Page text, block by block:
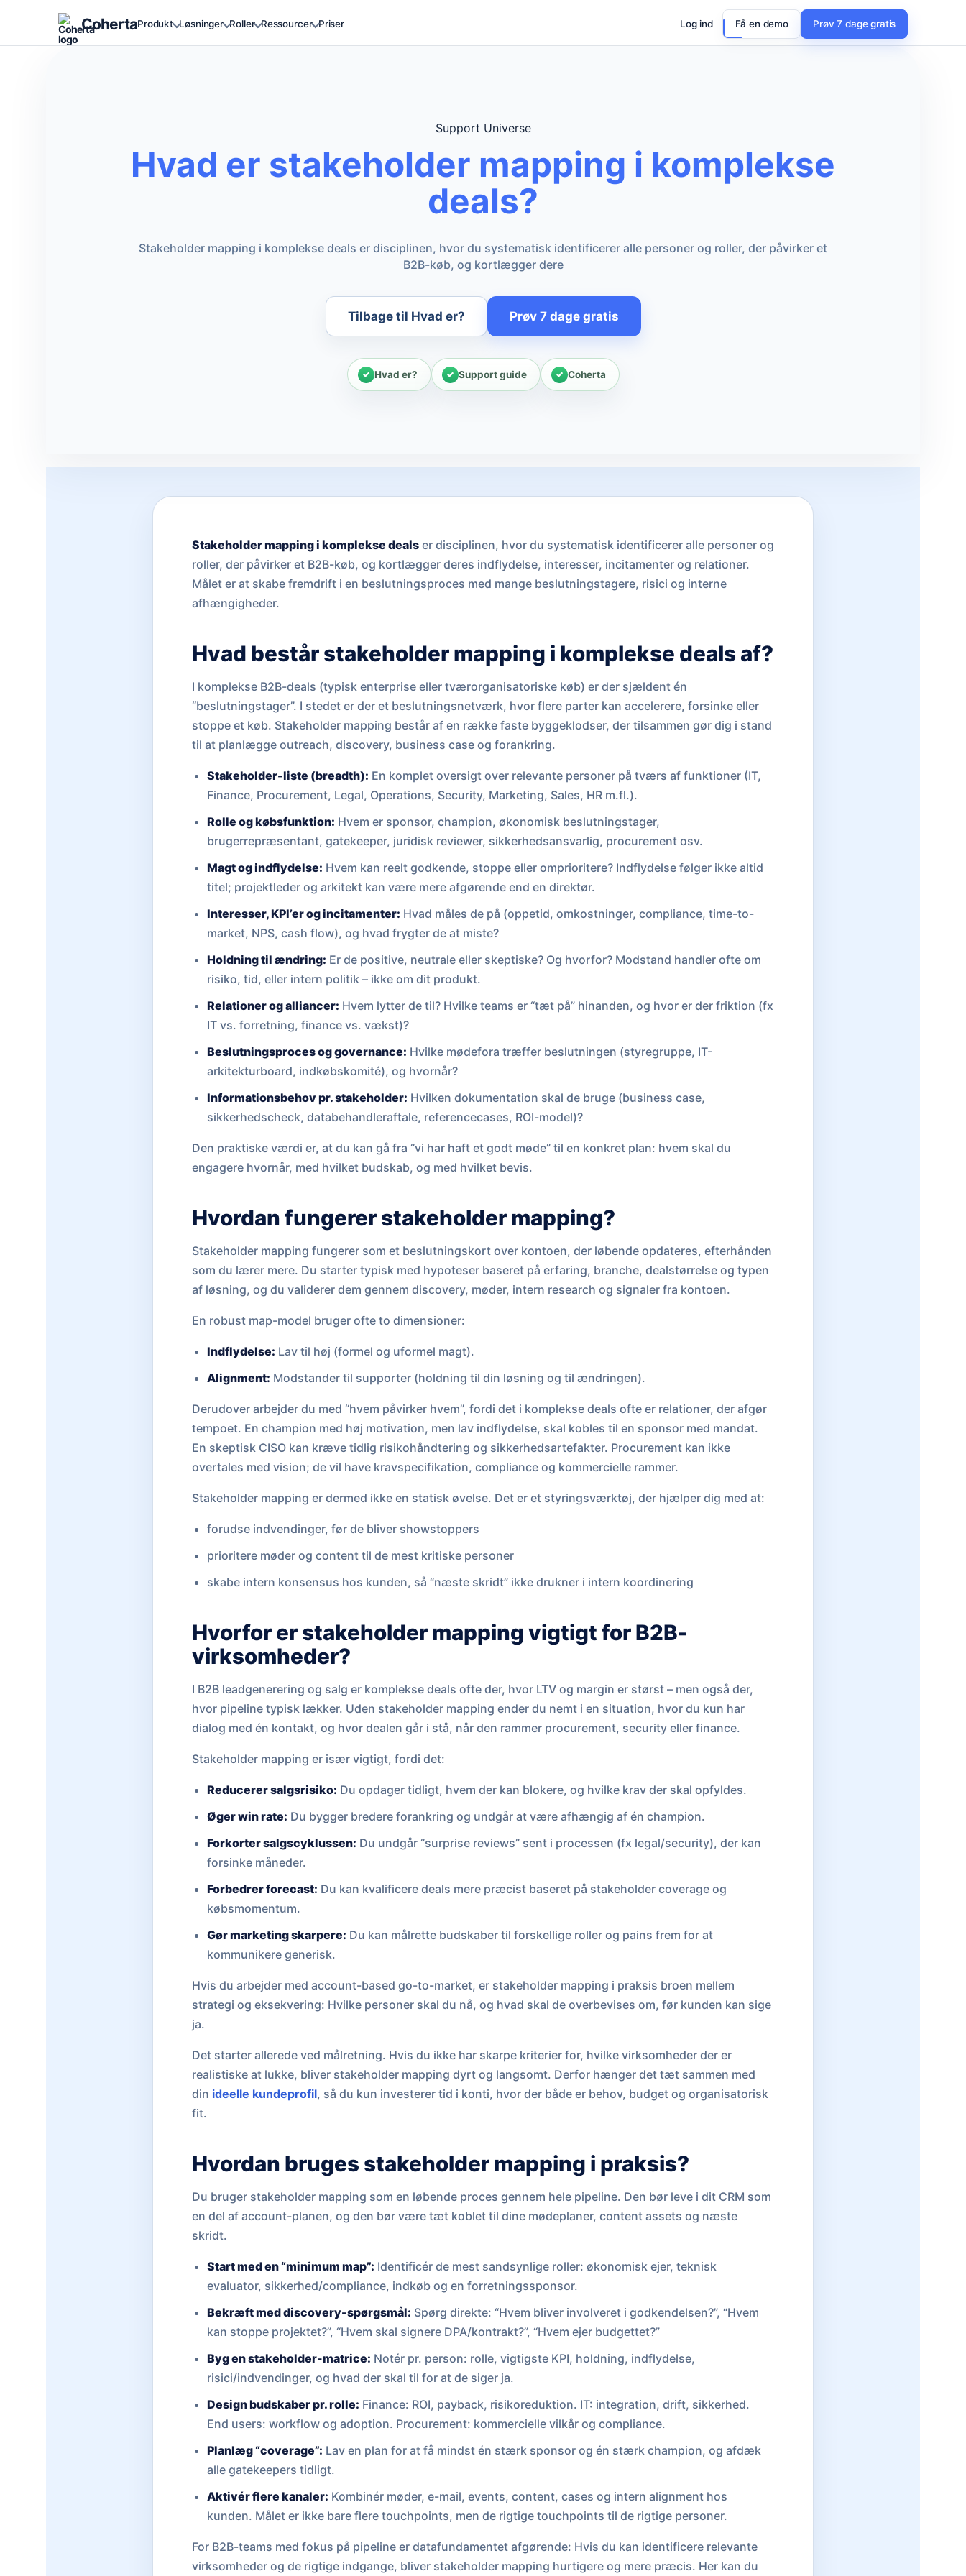
CohertaProdukt Løsninger Roller Ressourcer Priser Log ind Få en demo Prøv 7 dage gratis
Support Universe
Hvad er stakeholder mapping i komplekse
deals?
Stakeholder mapping i komplekse deals er disciplinen, hvor du systematisk identificerer alle personer og roller, der påvirker et
B2B-køb, og kortlægger dere
Tilbage til Hvad er? Prøv 7 dage gratis
Hvad er? Support guide Coherta
Stakeholder mapping i komplekse dealser disciplinen, hvor du systematisk identificerer alle personer og
roller, der påvirker et B2B-køb, og kortlægger deres indflydelse, interesser, incitamenter og relationer.
Målet er at skabe fremdrift i en beslutningsproces med mange beslutningstagere, risici og interne
afhængigheder.
Hvad består stakeholder mapping i komplekse deals af?
I komplekse B2B-deals (typisk enterprise eller tværorganisatoriske køb) er der sjældent én
“beslutningstager”. I stedet er der et beslutningsnetværk, hvor flere parter kan accelerere, forsinke eller
stoppe et køb. Stakeholder mapping består af en række faste byggeklodser, der tilsammen gør dig i stand
til at planlægge outreach, discovery, business case og forankring.
Stakeholder-liste (breadth): En komplet oversigt over relevante personer på tværs af funktioner (IT,
Finance, Procurement, Legal, Operations, Security, Marketing, Sales, HR m.fl.).
Rolle og købsfunktion: Hvem er sponsor, champion, økonomisk beslutningstager,
brugerrepræsentant, gatekeeper, juridisk reviewer, sikkerhedsansvarlig, procurement osv.
Magt og indflydelse: Hvem kan reelt godkende, stoppe eller omprioritere? Indflydelse følger ikke altid
titel; projektleder og arkitekt kan være mere afgørende end en direktør.
Interesser, KPI’er og incitamenter: Hvad måles de på (oppetid, omkostninger, compliance, time-to-
market, NPS, cash flow), og hvad frygter de at miste?
Holdning til ændring: Er de positive, neutrale eller skeptiske? Og hvorfor? Modstand handler ofte om
risiko, tid, eller intern politik – ikke om dit produkt.
Relationer og alliancer: Hvem lytter de til? Hvilke teams er “tæt på” hinanden, og hvor er der friktion (fx
IT vs. forretning, finance vs. vækst)?
Beslutningsproces og governance: Hvilke mødefora træffer beslutningen (styregruppe, IT-
arkitekturboard, indkøbskomité), og hvornår?
Informationsbehov pr. stakeholder: Hvilken dokumentation skal de bruge (business case,
sikkerhedscheck, databehandleraftale, referencecases, ROI-model)?
Den praktiske værdi er, at du kan gå fra “vi har haft et godt møde” til en konkret plan: hvem skal du
engagere hvornår, med hvilket budskab, og med hvilket bevis.
Hvordan fungerer stakeholder mapping?
Stakeholder mapping fungerer som et beslutningskort over kontoen, der løbende opdateres, efterhånden
som du lærer mere. Du starter typisk med hypoteser baseret på erfaring, branche, dealstørrelse og typen
af løsning, og du validerer dem gennem discovery, møder, intern research og signaler fra kontoen.
En robust map-model bruger ofte to dimensioner:
Indflydelse: Lav til høj (formel og uformel magt).
Alignment: Modstander til supporter (holdning til din løsning og til ændringen).
Derudover arbejder du med “hvem påvirker hvem”, fordi det i komplekse deals ofte er relationer, der afgør
tempoet. En champion med høj motivation, men lav indflydelse, skal kobles til en sponsor med mandat.
En skeptisk CISO kan kræve tidlig risikohåndtering og sikkerhedsartefakter. Procurement kan ikke
overtales med vision; de vil have kravspecifikation, compliance og kommercielle rammer.
Stakeholder mapping er dermed ikke en statisk øvelse. Det er et styringsværktøj, der hjælper dig med at:
forudse indvendinger, før de bliver showstoppers
prioritere møder og content til de mest kritiske personer
skabe intern konsensus hos kunden, så “næste skridt” ikke drukner i intern koordinering
Hvorfor er stakeholder mapping vigtigt for B2B-
virksomheder?
I B2B leadgenerering og salg er komplekse deals ofte der, hvor LTV og margin er størst – men også der,
hvor pipeline typisk lækker. Uden stakeholder mapping ender du nemt i en situation, hvor du kun har
dialog med én kontakt, og hvor dealen går i stå, når den rammer procurement, security eller finance.
Stakeholder mapping er især vigtigt, fordi det:
Reducerer salgsrisiko: Du opdager tidligt, hvem der kan blokere, og hvilke krav der skal opfyldes.
Øger win rate: Du bygger bredere forankring og undgår at være afhængig af én champion.
Forkorter salgscyklussen: Du undgår “surprise reviews” sent i processen (fx legal/security), der kan
forsinke måneder.
Forbedrer forecast: Du kan kvalificere deals mere præcist baseret på stakeholder coverage og
købsmomentum.
Gør marketing skarpere: Du kan målrette budskaber til forskellige roller og pains frem for at
kommunikere generisk.
Hvis du arbejder med account-based go-to-market, er stakeholder mapping i praksis broen mellem
strategi og eksekvering: Hvilke personer skal du nå, og hvad skal de overbevises om, før kunden kan sige
ja.
Det starter allerede ved målretning. Hvis du ikke har skarpe kriterier for, hvilke virksomheder der er
realistiske at lukke, bliver stakeholder mapping dyrt og langsomt. Derfor hænger det tæt sammen med
din ideelle kundeprofil, så du kun investerer tid i konti, hvor der både er behov, budget og organisatorisk
fit.
Hvordan bruges stakeholder mapping i praksis?
Du bruger stakeholder mapping som en løbende proces gennem hele pipeline. Den bør leve i dit CRM som
en del af account-planen, og den bør være tæt koblet til dine mødeplaner, content assets og næste
skridt.
Start med en “minimum map”: Identificér de mest sandsynlige roller: økonomisk ejer, teknisk
evaluator, sikkerhed/compliance, indkøb og en forretningssponsor.
Bekræft med discovery-spørgsmål: Spørg direkte: “Hvem bliver involveret i godkendelsen?”, “Hvem
kan stoppe projektet?”, “Hvem skal signere DPA/kontrakt?”, “Hvem ejer budgettet?”
Byg en stakeholder-matrice: Notér pr. person: rolle, vigtigste KPI, holdning, indflydelse,
risici/indvendinger, og hvad der skal til for at de siger ja.
Design budskaber pr. rolle: Finance: ROI, payback, risikoreduktion. IT: integration, drift, sikkerhed.
End users: workflow og adoption. Procurement: kommercielle vilkår og compliance.
Planlæg “coverage”: Lav en plan for at få mindst én stærk sponsor og én stærk champion, og afdæk
alle gatekeepers tidligt.
Aktivér flere kanaler: Kombinér møder, e-mail, events, content, cases og intern alignment hos
kunden. Målet er ikke bare flere touchpoints, men de rigtige touchpoints til de rigtige personer.
For B2B-teams med fokus på pipeline er datafundamentet afgørende: Hvis du kan identificere relevante
virksomheder og de rigtige indgange, bliver stakeholder mapping hurtigere og mere præcis. Her kan du